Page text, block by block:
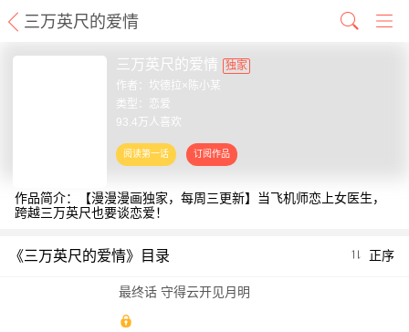
三万英尺的爱情
三万英尺的爱情
独家
作者： 坎德拉×陈小某
类型：恋爱
93.4万人喜欢
作品简介：【漫漫漫画独家，每周三更新】当飞机师恋上女医生，
跨越三万英尺也要谈恋爱！
《三万英尺的爱情》目录 正序
最终话 守得云开见月明